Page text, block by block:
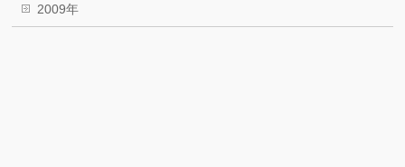
2009年